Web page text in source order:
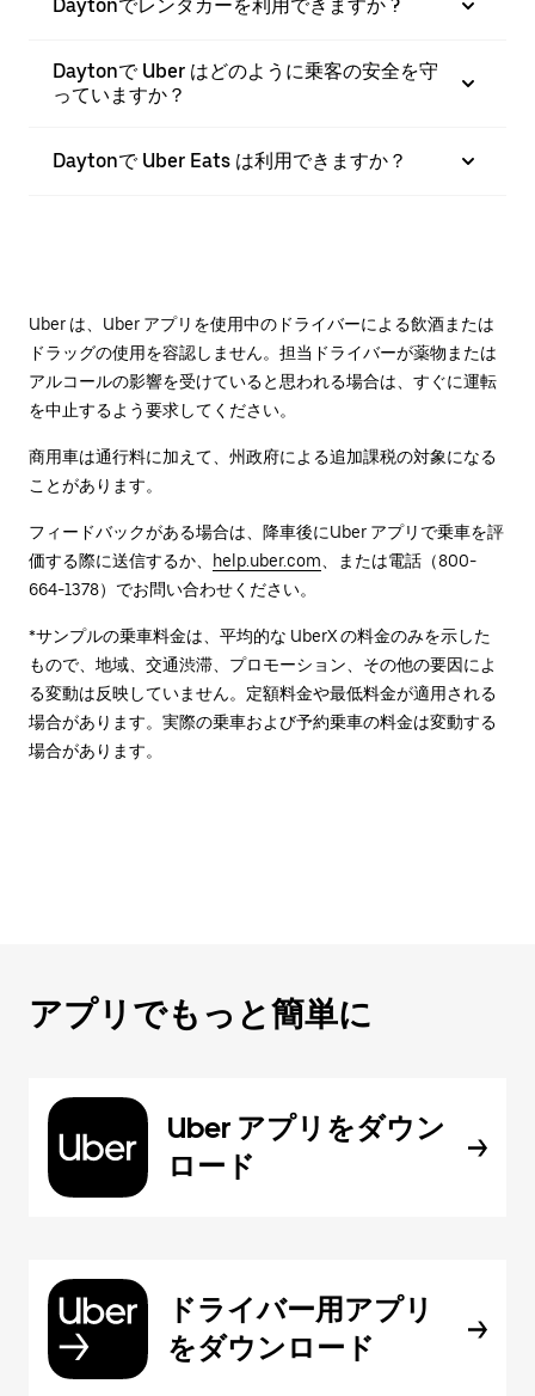
Daytonでレンタカーを利用できますか ?
Daytonで Uber はどのように乗客の安全を守
っていますか？
Daytonで Uber Eats は利用できますか？
Uber は、Uber アプリを使用中のドライバーによる飲酒または
ドラッグの使用を容認しません。担当ドライバーが薬物または
アルコールの影響を受けていると思われる場合は、すぐに運転
を中止するよう要求してください。
商用車は通行料に加えて、州政府による追加課税の対象になる
ことがあります。
フィードバックがある場合は、降車後に⁠Uber アプリで乗車を評
価する際に送信するか、 help.uber.com 、または電話（800-
664-1378）でお問い合わせください。
*サンプルの乗車料金は、平均的な UberX の料金のみを示した
もので、地域、交通渋滞、プロモーション、その他の要因によ
る変動は反映していません。定額料金や最低料金が適用される
場合があります。実際の乗車および予約乗車の料金は変動する
場合があります。
アプリでもっと簡単に
Uber アプリをダウン
ロード
ドライバー用アプリ
をダウンロード